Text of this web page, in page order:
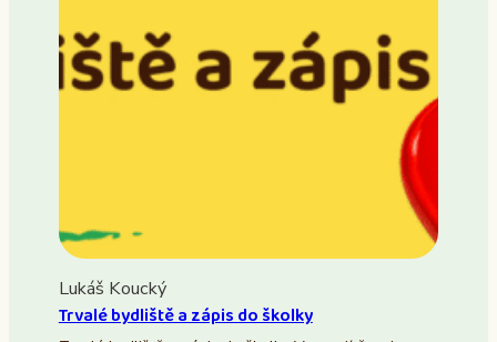
Lukáš Koucký
Trvalé bydliště a zápis do školky